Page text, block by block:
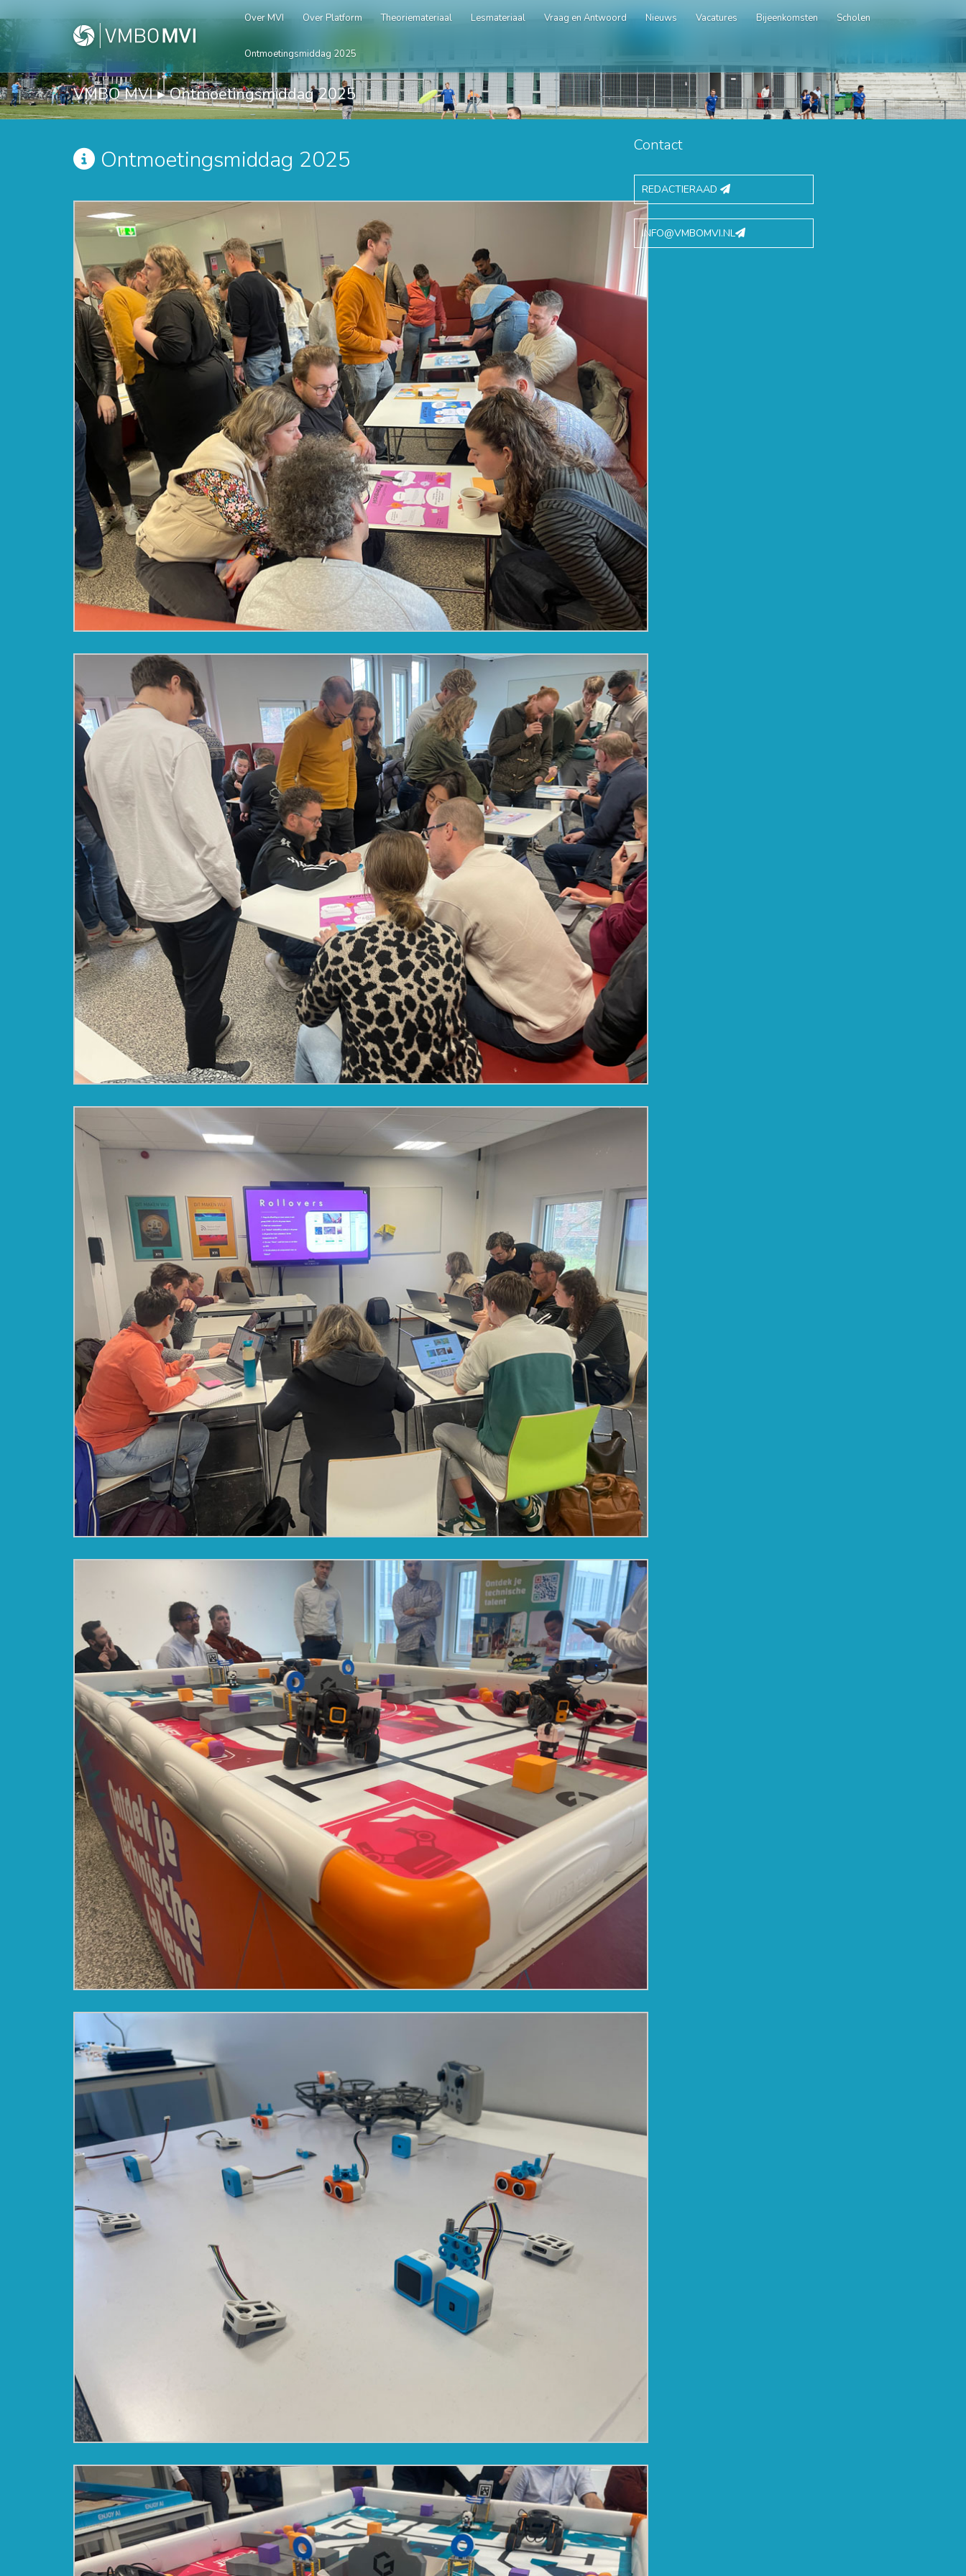
Over MVI Over Platform Theoriemateriaal Lesmateriaal Vraag en Antwoord Nieuws Vacatures Bijeenkomsten Scholen
Ontmoetingsmiddag 2025
VMBO MVI▸Ontmoetingsmiddag 2025
Ontmoetingsmiddag 2025
Contact
REDACTIERAAD
INFO@VMBOMVI.NL